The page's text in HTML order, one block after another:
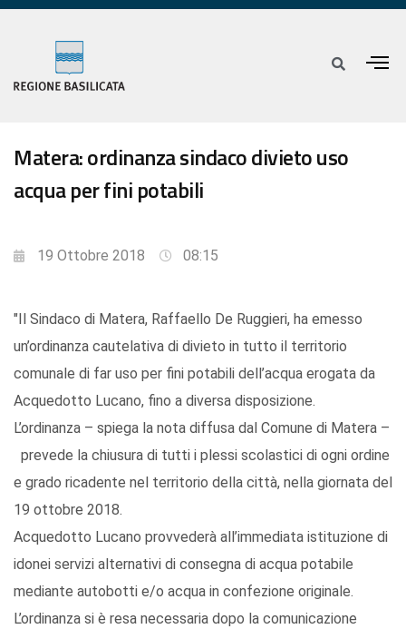
Matera: ordinanza sindaco divieto uso
acqua per fini potabili
19 Ottobre 2018 08:15
"Il Sindaco di Matera, Raffaello De Ruggieri, ha emesso
un’ordinanza cautelativa di divieto in tutto il territorio
comunale di far uso per fini potabili dell’acqua erogata da
Acquedotto Lucano, fino a diversa disposizione.
L’ordinanza – spiega la nota diffusa dal Comune di Matera –
prevede la chiusura di tutti i plessi scolastici di ogni ordine
e grado ricadente nel territorio della città, nella giornata del
19 ottobre 2018.
Acquedotto Lucano provvederà all’immediata istituzione di
idonei servizi alternativi di consegna di acqua potabile
mediante autobotti e/o acqua in confezione originale.
L’ordinanza si è resa necessaria dopo la comunicazione